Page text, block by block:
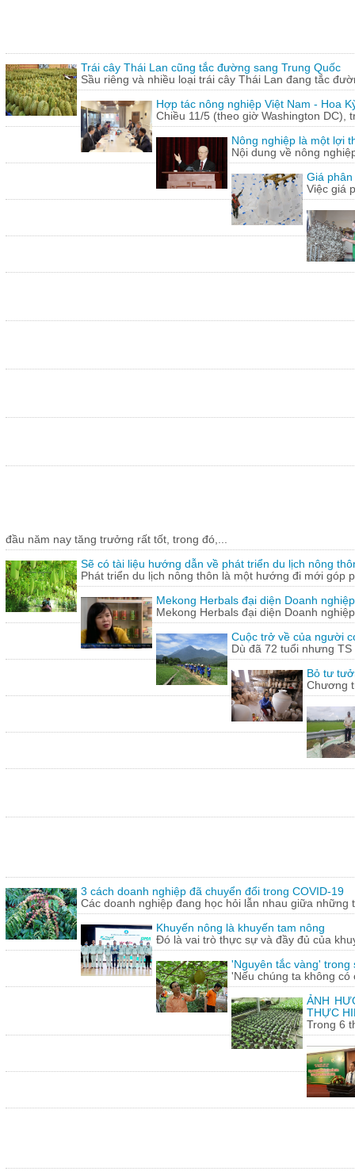
Trái cây Thái Lan cũng tắc đường sang Trung Quốc
Sầu riêng và nhiều loại trái cây Thái Lan đang tắc
Hợp tác nông nghiệp Việt Nam - Hoa
Chiều 11/5 (theo giờ Washington DC),
Nông nghiệp là một lợi
Nội dung về nông
Giá
Việc giá
đầu năm nay tăng trưởng rất tốt, trong đó,...
Sẽ có tài liệu hướng dẫn về phát triển du lịch nông
Phát triển du lịch nông thôn là một hướng đi mới góp
Mekong Herbals đại diện Doanh
Mekong Herbals đại diện Doanh
Cuộc trở về của người
Dù đã 72 tuổi nhưng
Bỏ tư
Chương
3 cách doanh nghiệp đã chuyển đổi trong COVID-19
Các doanh nghiệp đang học hỏi lẫn nhau giữa những
Khuyến nông là khuyến tam nông
Đó là vai trò thực sự và đầy đủ của
'Nguyên tắc vàng' trong
'Nếu chúng ta không
ẢNH
THỰC
Trong 6